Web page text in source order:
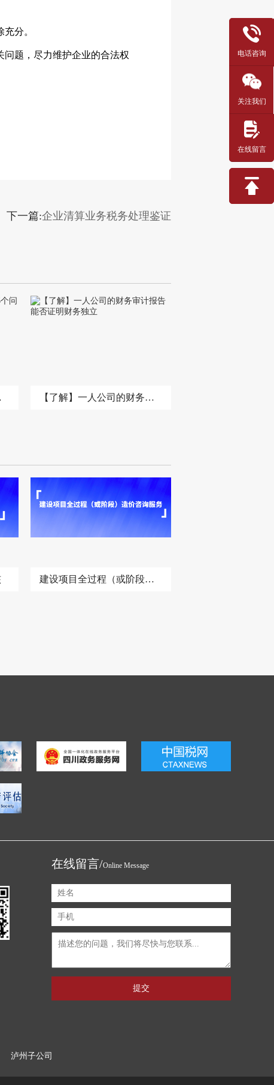
分。
问题，尽力维护企业的合法权
下一篇:企业清算业务税务处理鉴证
清 【了解】一人公司的财务审计报告能否证明财务独立
建设项目全过程（或阶段）造价咨询服务
在线留言/Online Message
提交
泸州子公司
电话咨询
关注我们
在线留言